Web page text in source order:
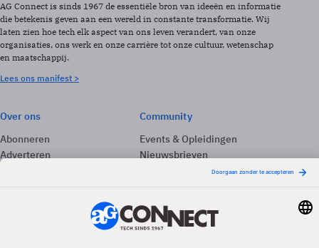
AG Connect is sinds 1967 de essentiële bron van ideeën en informatie
die betekenis geven aan een wereld in constante transformatie. Wij
laten zien hoe tech elk aspect van ons leven verandert, van onze
organisaties, ons werk en onze carrière tot onze cultuur, wetenschap
en maatschappij.
Lees ons manifest >
Over ons
Abonneren
Adverteren
Community
Events & Opleidingen
Nieuwsbrieven